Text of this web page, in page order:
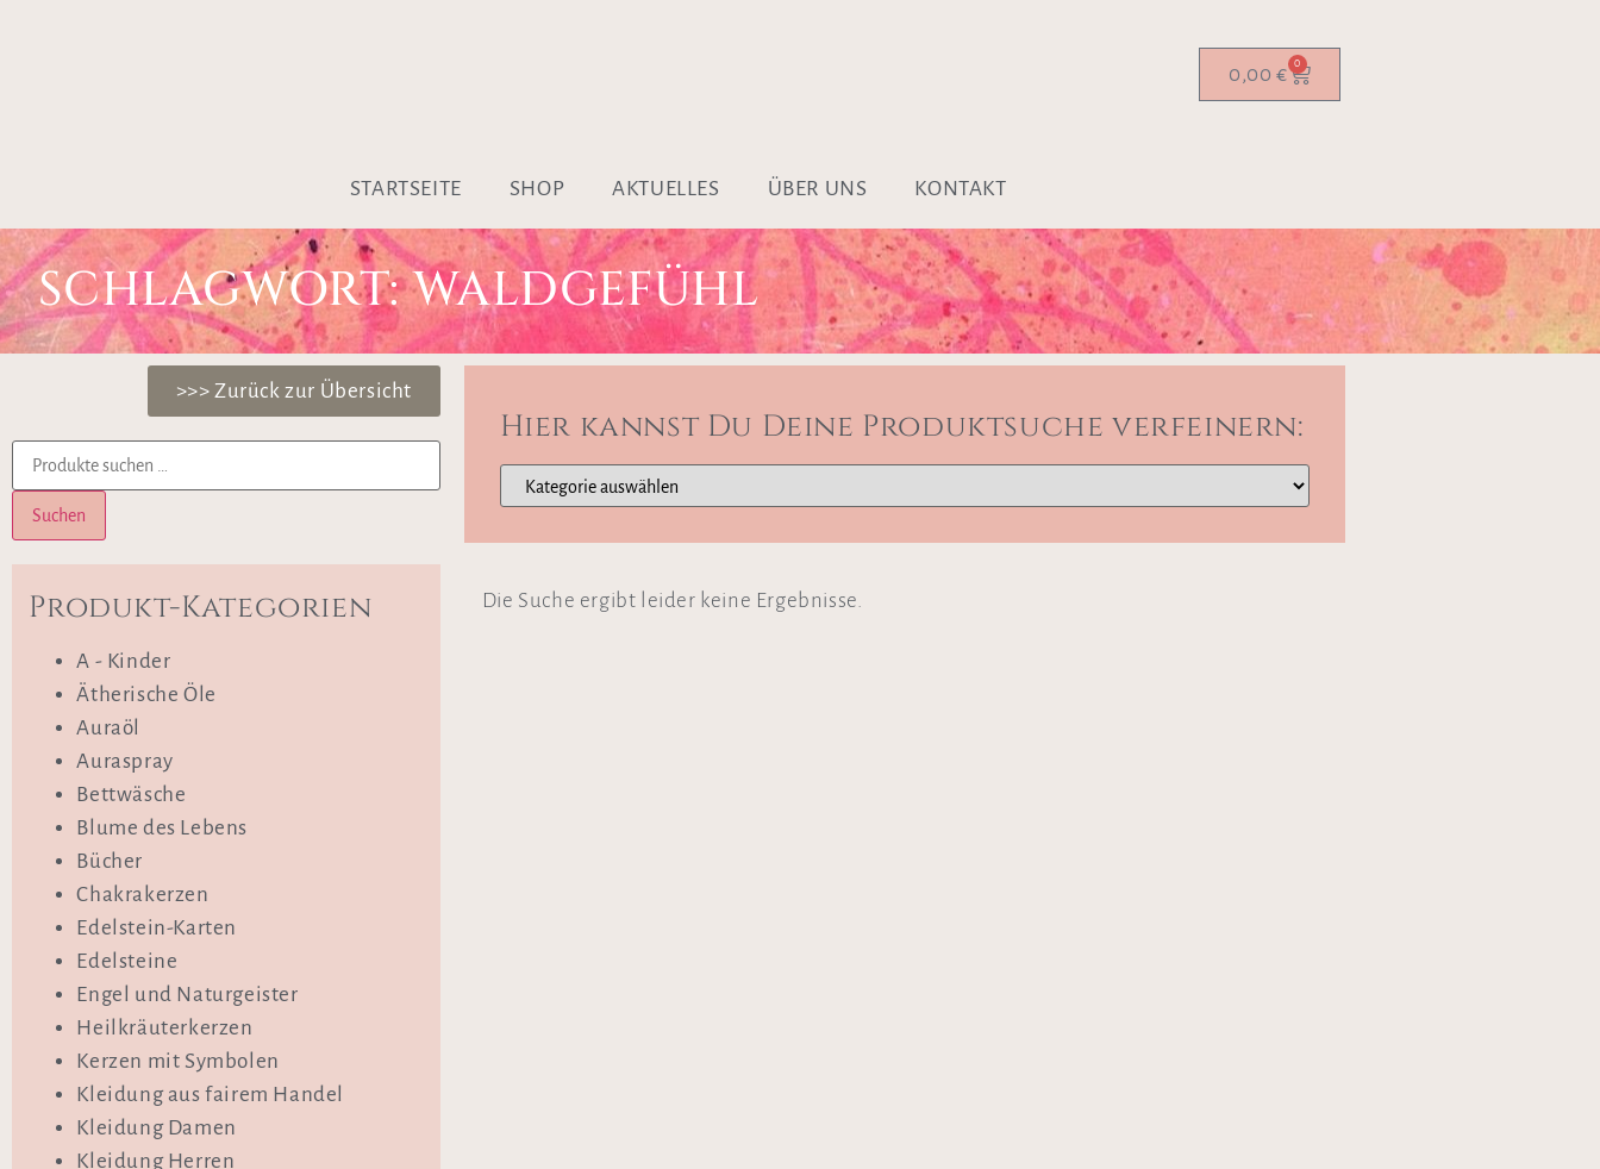
0,00 € 0
STARTSEITE SHOP AKTUELLES ÜBER UNS KONTAKT
SCHLAGWORT: WALDGEFÜHL
>>> Zurück zur Übersicht
Suchen
Produkt-Kategorien
A - Kinder
Ätherische Öle
Auraöl
Auraspray
Bettwäsche
Blume des Lebens
Bücher
Chakrakerzen
Edelstein-Karten
Edelsteine
Engel und Naturgeister
Heilkräuterkerzen
Kerzen mit Symbolen
Kleidung aus fairem Handel
Kleidung Damen
Kleidung Herren
Hier kannst Du Deine Produktsuche verfeinern:
Die Suche ergibt leider keine Ergebnisse.